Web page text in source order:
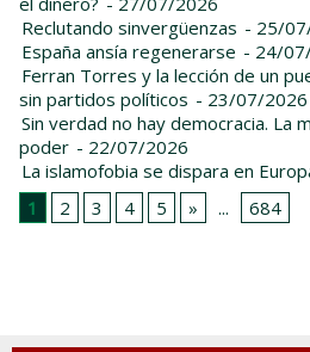
Reclutando sinvergüenzas - 25/
España ansía regenerarse - 24/
Ferran Torres y la lección de un
sin partidos políticos - 23/07/2026
Sin verdad no hay democracia. La
poder - 22/07/2026
La islamofobia se dispara en
1
2 3 4 5 » ... 684